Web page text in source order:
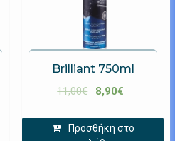
Brilliant 750ml
11,00€ 8,90€
Προσθήκη στο